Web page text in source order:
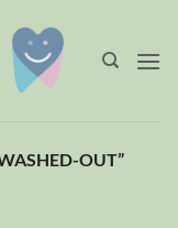
OUT”